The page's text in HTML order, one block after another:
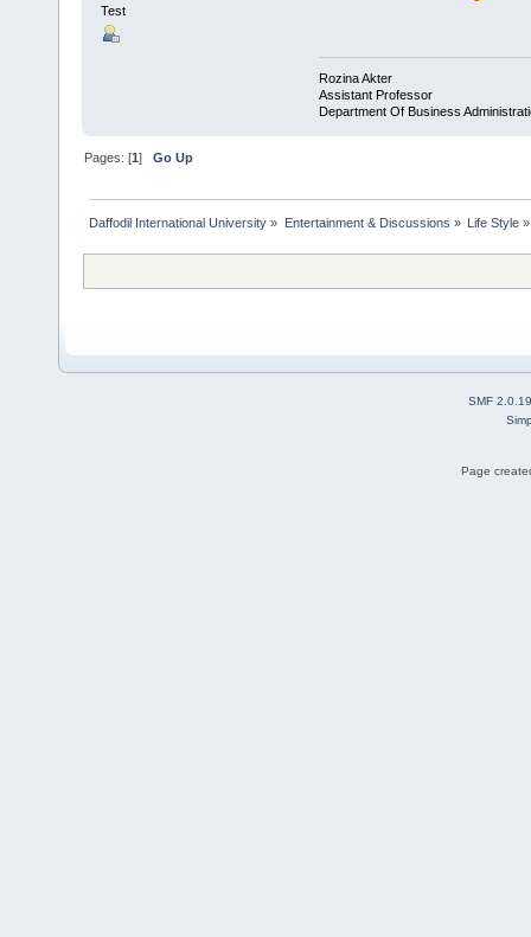
Test
Rozina Akter
Assistant Professor
Department Of Business
Pages: [1]Go Up
Daffodil International University » Entertainment & Discussions » Life Style»
SMF 2.0.19
Page